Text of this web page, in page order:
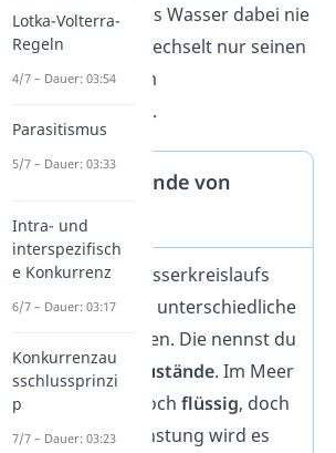
geschlossen, da das Wasser dabei nie
verschwindet. Es wechselt nur seinen
Ort und seine Form
(Aggregatzustand).
Aggregatzustände von
Wasser
Während des Wasserkreislaufs
kann das Wasser unterschiedliche
Formen annehmen. Die nennst du
auchAggregatzustände. Im Meer
ist das Wasser noch flüssig, doch
durch die Verdunstung wird es
Lotka-Volterra-
Regeln
4/7 – Dauer: 03:54
Parasitismus
5/7 – Dauer: 03:33
Intra- und
interspezifisch
e Konkurrenz
6/7 – Dauer: 03:17
Konkurrenzau
sschlussprinzi
p
7/7 – Dauer: 03:23